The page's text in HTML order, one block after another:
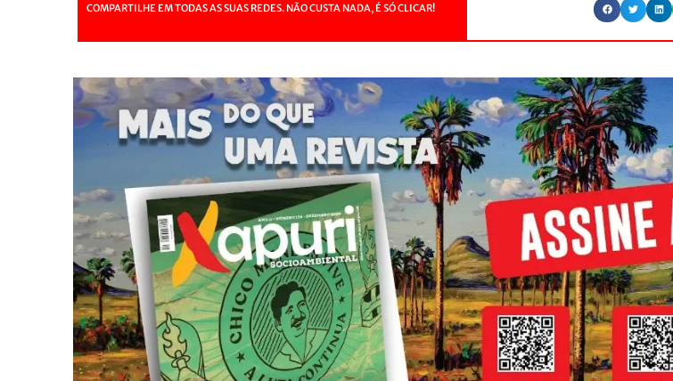
COMPARTILHE EM TODAS AS SUAS REDES. NÃO CUSTA NADA, É SÓ CLICAR!